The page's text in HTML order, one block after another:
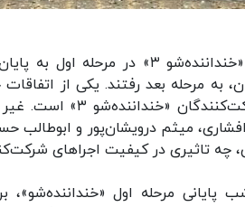
به مرحله بعد رفتند. یکی از
فصل قبلی مسابقه به
میثم درویشان‌پور و ابوطالب
مرحله اول